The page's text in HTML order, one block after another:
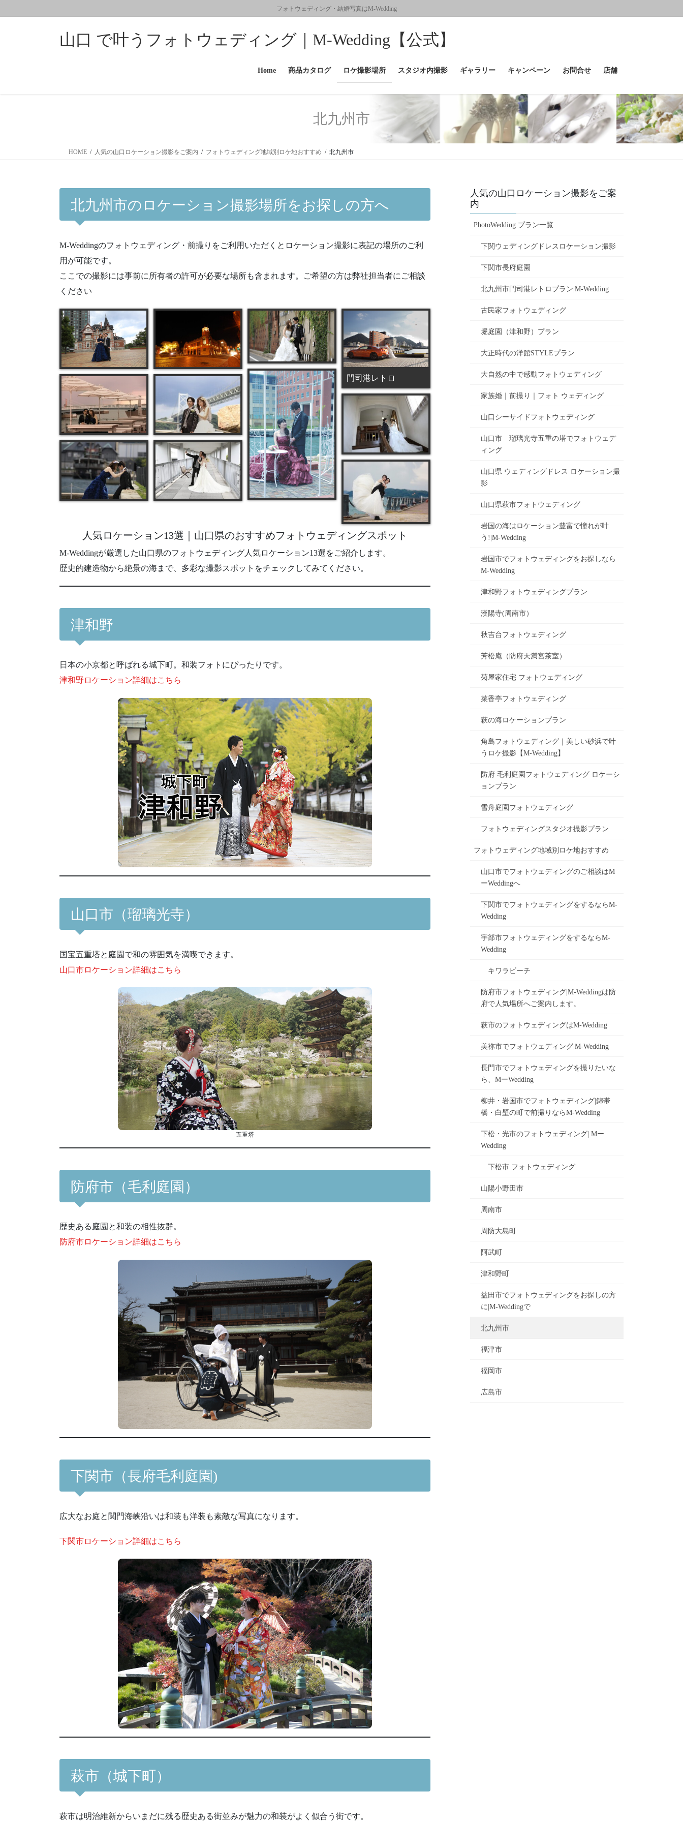
ン
ビ
フォトウェディング・結婚写真はM-Wedding
山口 で叶うフォトウェディング｜M-Wedding【公式】
Home 商品カタログ ロケ撮影場所 スタジオ内撮影 ギャラリー キャンペーン お問合せ 店舗
北九州市
HOME 人気の山口ロケーション撮影をご案内 フォトウェディング地域別ロケ地おすすめ 北九州市
北九州市のロケーション撮影場所をお探しの方へ
M-Weddingのフォトウェディング・前撮りをご利用いただくとロケーション撮影に表記の場所のご利
用が可能です。
ここでの撮影には事前に所有者の許可が必要な場所も含まれます。ご希望の方は弊社担当者にご相談
ください
門司港レトロ
人気ロケーション13選｜山口県のおすすめフォトウェディングスポット
M-Weddingが厳選した山口県のフォトウェディング人気ロケーション13選をご紹介します。
歴史的建造物から絶景の海まで、多彩な撮影スポットをチェックしてみてください。
津和野
日本の小京都と呼ばれる城下町。和装フォトにぴったりです。
津和野ロケーション詳細はこちら
山口市（瑠璃光寺）
国宝五重塔と庭園で和の雰囲気を満喫できます。
山口市ロケーション詳細はこちら
五重塔
防府市（毛利庭園）
歴史ある庭園と和装の相性抜群。
防府市ロケーション詳細はこちら
下関市（長府毛利庭園)
広大なお庭と関門海峡沿いは和装も洋装も素敵な写真になります。
下関市ロケーション詳細はこちら
萩市（城下町）
萩市は明治維新からいまだに残る歴史ある街並みが魅力の和装がよく似合う街です。
人気の山口ロケーション撮影をご案
内
PhotoWedding プラン一覧
下関ウェディングドレスロケーション撮影
下関市長府庭園
北九州市門司港レトロプラン|M-Wedding
古民家フォトウェディング
堀庭園（津和野）プラン
大正時代の洋館STYLEプラン
大自然の中で感動フォトウェディング
家族婚｜前撮り｜フォト ウェディング
山口シーサイドフォトウェディング
山口市 瑠璃光寺五重の塔でフォトウェデ
ィング
山口県 ウェディングドレス ロケーション撮
影
山口県萩市フォトウェディング
岩国の海はロケーション豊富で憧れが叶
う!|M-Wedding
岩国市でフォトウェディングをお探しなら
M-Wedding
津和野フォトウェディングプラン
漢陽寺(周南市）
秋吉台フォトウェディング
芳松庵（防府天満宮茶室）
菊屋家住宅 フォトウェディング
菜香亭フォトウェディング
萩の海ロケーションプラン
角島フォトウェディング｜美しい砂浜で叶
うロケ撮影【M-Wedding】
防府 毛利庭園フォトウェディング ロケーシ
ョンプラン
雪舟庭園フォトウェディング
フォトウェディングスタジオ撮影プラン
フォトウェディング地域別ロケ地おすすめ
山口市でフォトウェディングのご相談はM
ーWeddingへ
下関市でフォトウェディングをするならM-
Wedding
宇部市フォトウェディングをするならM-
Wedding
キワラビーチ
防府市フォトウェディング|M-Weddingは防
府で人気場所へご案内します。
萩市のフォトウェディングはM-Wedding
美祢市でフォトウェディング|M-Wedding
長門市でフォトウェディングを撮りたいな
ら、MーWedding
柳井・岩国市でフォトウェディング|錦帯
橋・白壁の町で前撮りならM-Wedding
下松・光市のフォトウェディング| Mー
Wedding
下松市 フォトウェディング
山陽小野田市
周南市
周防大島町
阿武町
津和野町
益田市でフォトウェディングをお探しの方
に|M-Weddingで
北九州市
福津市
福岡市
広島市